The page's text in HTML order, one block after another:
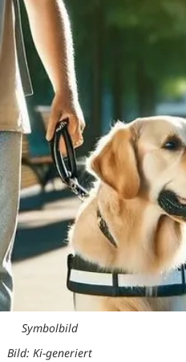
Symbolbild
Bild: Ki-generiert